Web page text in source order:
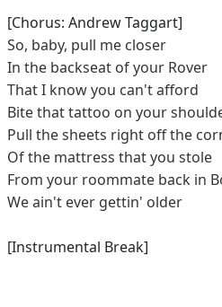
[Chorus: Andrew Taggart]
So, baby, pull me closer
In the backseat of your Rover
That I know you can't afford
Bite that tattoo on your
Pull the sheets right off the
Of the mattress that you stole
From your roommate back in
We ain't ever gettin' older
[Instrumental Break]